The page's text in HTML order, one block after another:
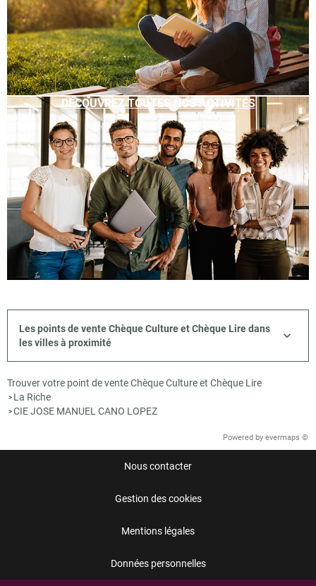
DÉCOUVREZ TOUTES NOS ACTIVITÉS
Les points de vente Chèque Culture et Chèque Lire dans
les villes à proximité
Trouver votre point de vente Chèque Culture et Chèque Lire
> La Riche
>CIE JOSE MANUEL CANO LOPEZ
Powered by evermaps ©
Nous contacter
Gestion des cookies
Mentions légales
Données personnelles